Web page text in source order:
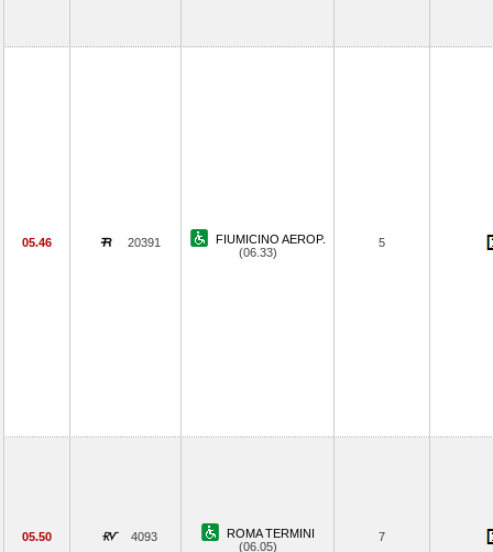
05.46 20391
FIUMICINO AEROP.
(06.33)
5
05.50 4093
ROMA TERMINI
(06.05)
7